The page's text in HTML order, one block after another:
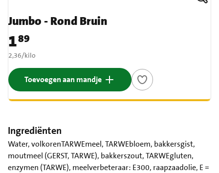
Jumbo - Rond Bruin
Prijs: € 1,89
189
€ 2,36 per kilo
2,36/kilo
Toevoegen aan mandje
Ingrediënten
Water, volkorenTARWEmeel, TARWEbloem, bakkersgist,
moutmeel (GERST, TARWE), bakkerszout, TARWEgluten,
enzymen (TARWE), meelverbeteraar: E300, raapzaadolie, E =